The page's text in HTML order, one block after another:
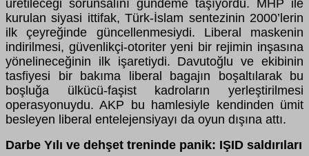
üretileceği sorunsalını gündeme taşıyordu. MHP ile
kurulan siyasi ittifak, Türk-İslam sentezinin 2000’lerin
ilk çeyreğinde güncellenmesiydi. Liberal maskenin
indirilmesi, güvenlikçi-otoriter yeni bir rejimin inşasına
yönelineceğinin ilk işaretiydi. Davutoğlu ve ekibinin
tasfiyesi bir bakıma liberal bagajın boşaltılarak bu
boşluğa ülkücü-faşist kadroların yerleştirilmesi
operasyonuydu. AKP bu hamlesiyle kendinden ümit
besleyen liberal entelejensiyayı da oyun dışına attı.
Darbe Yılı ve dehşet treninde panik: IŞID saldırıları